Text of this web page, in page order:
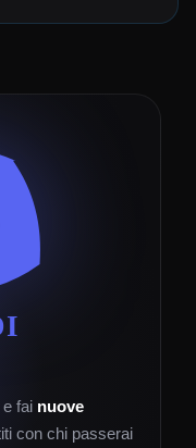
fai nuove
con chi passerai